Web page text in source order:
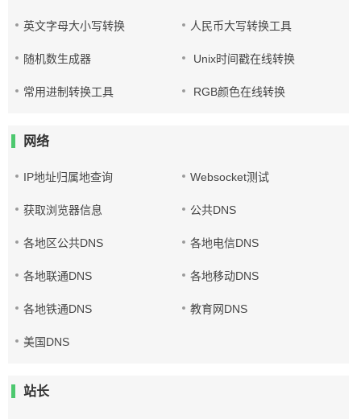
英文字母大小写转换 人民币大写转换工具
随机数生成器 Unix时间戳在线转换
常用进制转换工具 RGB颜色在线转换
网络
IP地址归属地查询 Websocket测试
获取浏览器信息 公共DNS
各地区公共DNS 各地电信DNS
各地联通DNS 各地移动DNS
各地铁通DNS 教育网DNS
美国DNS
站长